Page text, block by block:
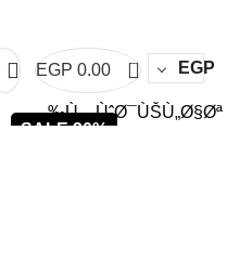
EGP
0
EGP 0.00
SALE 30%